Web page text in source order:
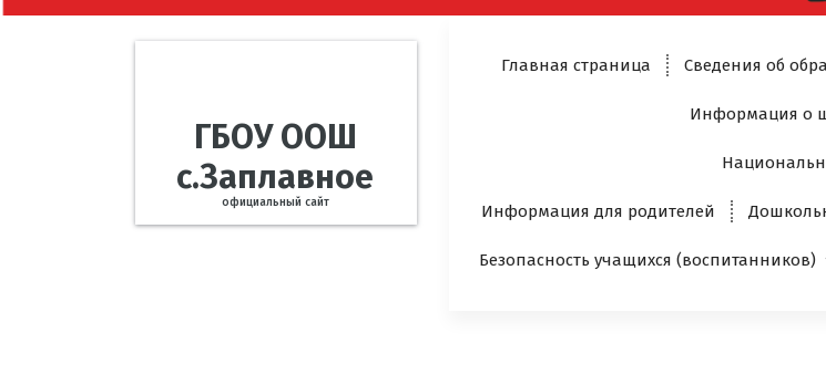
ГБОУ ООШ
с.Заплавное
официальный сайт
Главная страница Сведения об
Информация о
Информация для родителей
Безопасность учащихся (воспитанников)